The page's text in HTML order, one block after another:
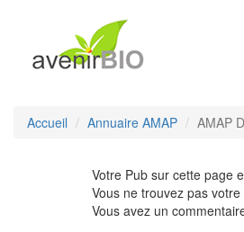
Accueil Annuaire AMAP AMAP
Votre Pub sur cette page
Vous ne trouvez pas votre
Vous avez un